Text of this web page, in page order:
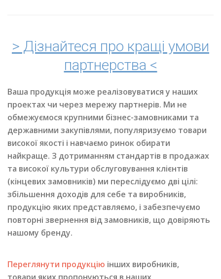
> Дізнайтеся про кращі умови
партнерства <
Ваша продукція може реалізовуватися у наших
проектах чи через мережу партнерів. Ми не
обмежуємося крупними бізнес-замовниками та
державними закупівлями, популяризуємо товари
високої якості і навчаємо ринок обирати
найкраще. З дотриманням стандартів в продажах
та високої культури обслуговування клієнтів
(кінцевих замовників) ми переслідуємо дві цілі:
збільшення доходів для себе та виробників,
продукцію яких представляємо, і забезпечуємо
повторні звернення від замовників, що довіряють
нашому бренду.
Переглянути продукцію інших виробників,